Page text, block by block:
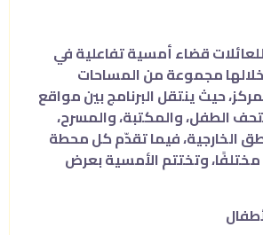
قضاء أمسية تفاعلية في
مجموعة من المساحات
حيث ينتقل البرنامج بين مواقع
الطفل، والمكتبة، والمسرح،
الخارجية، فيما تقدّم كل محطة
وتختتم الأمسية بعرض